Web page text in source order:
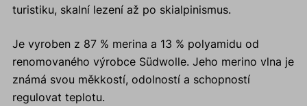
turistiku, skalní lezení až po skialpinismus.
Je vyroben z 87 % merina a 13 % polyamidu od
renomovaného výrobce Südwolle. Jeho merino vlna je
známá svou měkkostí, odolností a schopností
regulovat teplotu.